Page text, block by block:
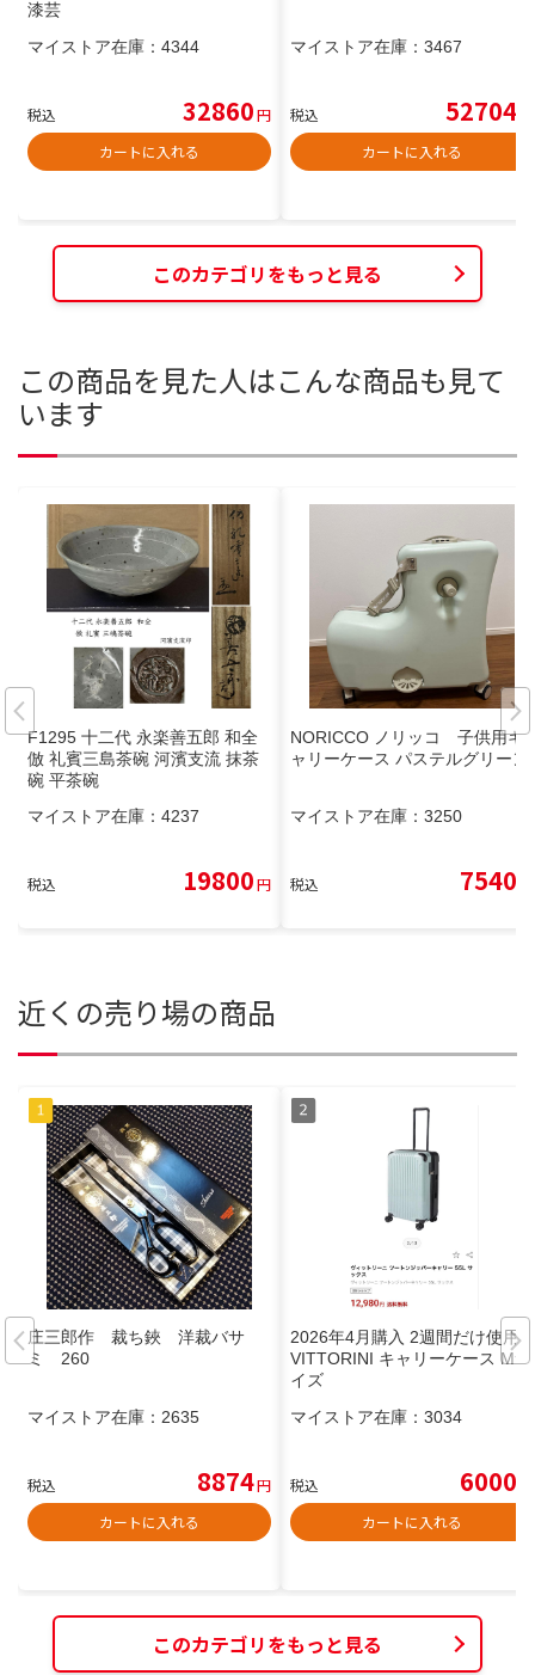
漆芸
マイストア在庫： 4344
税込 32860円
カートに入れる
マイストア在庫： 3467
税込 52704
カートに入れる
このカテゴリをもっと見る
この商品を見た人はこんな商品も見て
います
F1295 十二代 永楽善五郎 和全
倣 礼賓三島茶碗 河濱支流 抹茶
碗 平茶碗
マイストア在庫： 4237
税込 19800円
NORICCO ノリッコ 子供用キ
ャリーケース パステルグリーン
マイストア在庫： 3250
税込 7540
近くの売り場の商品
庄三郎作 裁ち鋏 洋裁バサ
ミ 260
マイストア在庫： 2635
税込 8874円
カートに入れる
2026年4月購入 2週間だけ使用
VITTORINI キャリーケース Mサ
イズ
マイストア在庫： 3034
税込 6000
カートに入れる
このカテゴリをもっと見る